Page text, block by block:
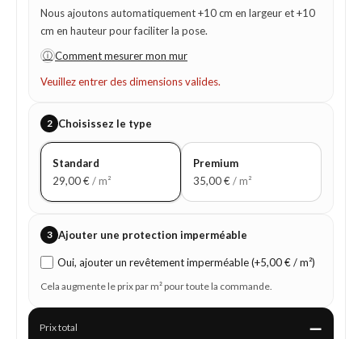
Nous ajoutons automatiquement +10 cm en largeur et +10
cm en hauteur pour faciliter la pose.
ⓘ Comment mesurer mon mur
Veuillez entrer des dimensions valides.
2 Choisissez le type
Standard
29,00€/ m²
Premium
35,00€/ m²
3 Ajouter une protection imperméable
Oui, ajouter un revêtement imperméable (+5,00 € / m²)
Cela augmente le prix par m² pour toute la commande.
Prix total —